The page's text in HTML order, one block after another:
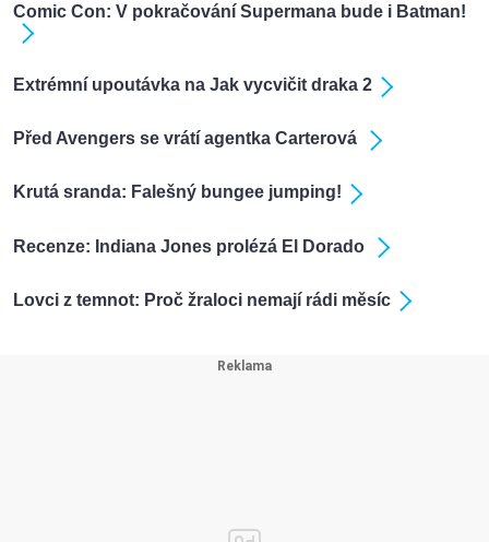
Comic Con: V pokračování Supermana bude i Batman!
Extrémní upoutávka na Jak vycvičit draka 2
Před Avengers se vrátí agentka Carterová
Krutá sranda: Falešný bungee jumping!
Recenze: Indiana Jones prolézá El Dorado
Lovci z temnot: Proč žraloci nemají rádi měsíc